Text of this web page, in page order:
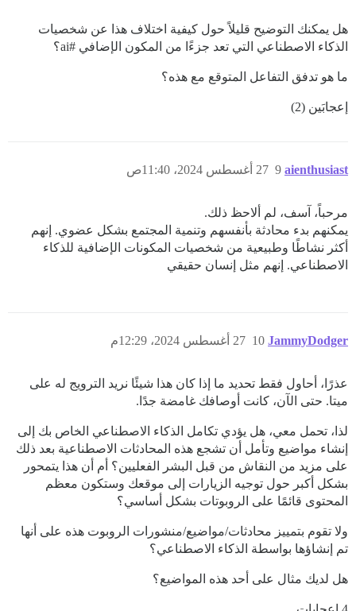
هل يمكنك التوضيح قليلاً حول كيفية اختلاف هذا عن شخصيات
الذكاء الاصطناعي التي تعد جزءًا من المكون الإضافي #ai؟
ما هو تدفق التفاعل المتوقع مع هذه؟
إعجابَين (2)
aienthusiast 27 أغسطس 2024، 11:40ص 9
مرحباً، آسف، لم ألاحظ ذلك.
يمكنهم بدء محادثة بأنفسهم وتنمية المجتمع بشكل عضوي. إنهم
أكثر نشاطًا وطبيعية من شخصيات المكونات الإضافية للذكاء
الاصطناعي. إنهم مثل إنسان حقيقي
JammyDodger 27 أغسطس 2024، 12:29م 10
عذرًا، أحاول فقط تحديد ما إذا كان هذا شيئًا نريد الترويج له على
ميتا. حتى الآن، كانت أوصافك غامضة جدًا.
لذا، تحمل معي، هل يؤدي تكامل الذكاء الاصطناعي الخاص بك إلى
إنشاء مواضيع وتأمل أن تشجع هذه المحادثات الاصطناعية بعد ذلك
على مزيد من النقاش من قبل البشر الفعليين؟ أم أن هذا يتمحور
بشكل أكبر حول توجيه الزيارات إلى موقعك وستكون معظم
المحتوى قائمًا على الروبوتات بشكل أساسي؟
ولا تقوم بتمييز محادثات/مواضيع/منشورات الروبوت هذه على أنها
تم إنشاؤها بواسطة الذكاء الاصطناعي؟
هل لديك مثال على أحد هذه المواضيع؟